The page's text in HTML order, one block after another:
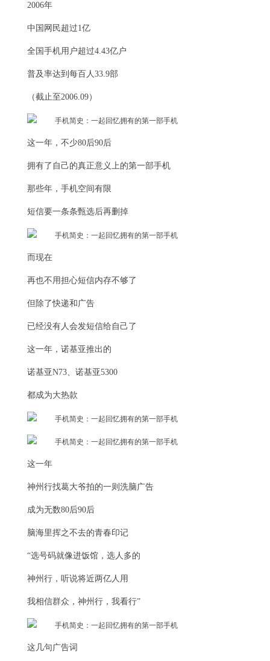
2006年
中国网民超过1亿
全国手机用户超过4.43亿户
普及率达到每百人33.9部
（截止至2006.09）
这一年，不少80后90后
拥有了自己的真正意义上的第一部手机
那些年，手机空间有限
短信要一条条甄选后再删掉
而现在
再也不用担心短信内存不够了
但除了快递和广告
已经没有人会发短信给自己了
这一年，诺基亚推出的
诺基亚N73、诺基亚5300
都成为大热款
这一年
神州行找葛大爷拍的一则洗脑广告
成为无数80后90后
脑海里挥之不去的青春印记
“选号码就像进饭馆，选人多的
神州行，听说将近两亿人用
我相信群众，神州行，我看行”
这几句广告词